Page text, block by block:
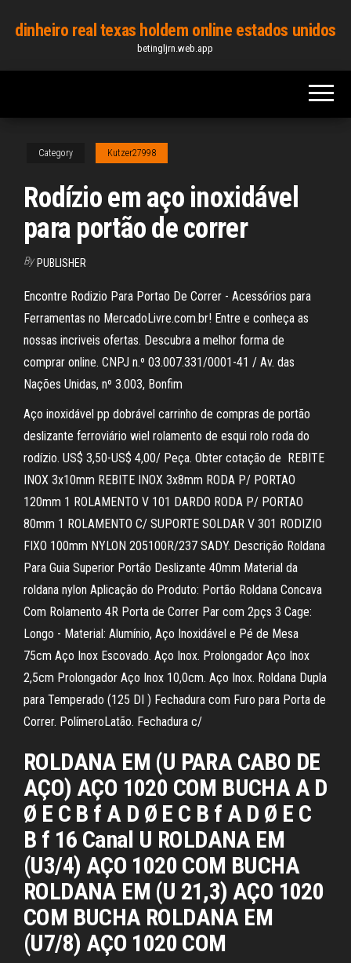
content
dinheiro real texas holdem online estados unidos
betingljrn.web.app
Category Kutzer27998
Rodízio em aço inoxidável
para portão de correr
By PUBLISHER
Encontre Rodizio Para Portao De Correr - Acessórios para
Ferramentas no MercadoLivre.com.br! Entre e conheça as
nossas incriveis ofertas. Descubra a melhor forma de
comprar online. CNPJ n.º 03.007.331/0001-41 / Av. das
Nações Unidas, nº 3.003, Bonfim
Aço inoxidável pp dobrável carrinho de compras de portão
deslizante ferroviário wiel rolamento de esqui rolo roda do
rodízio. US$ 3,50-US$ 4,00/ Peça. Obter cotação de REBITE
INOX 3x10mm REBITE INOX 3x8mm RODA P/ PORTAO
120mm 1 ROLAMENTO V 101 DARDO RODA P/ PORTAO
80mm 1 ROLAMENTO C/ SUPORTE SOLDAR V 301 RODIZIO
FIXO 100mm NYLON 205100R/237 SADY. Descrição Roldana
Para Guia Superior Portão Deslizante 40mm Material da
roldana nylon Aplicação do Produto: Portão Roldana Concava
Com Rolamento 4R Porta de Correr Par com 2pçs 3 Cage:
Longo - Material: Alumínio, Aço Inoxidável e Pé de Mesa
75cm Aço Inox Escovado. Aço Inox. Prolongador Aço Inox
2,5cm Prolongador Aço Inox 10,0cm. Aço Inox. Roldana Dupla
para Temperado (125 DI ) Fechadura com Furo para Porta de
Correr. PolímeroLatão. Fechadura c/
ROLDANA EM (U PARA CABO DE
AÇO) AÇO 1020 COM BUCHA A D
Ø E C B f A D Ø E C B f A D Ø E C
B f 16 Canal U ROLDANA EM
(U3/4) AÇO 1020 COM BUCHA
ROLDANA EM (U 21,3) AÇO 1020
COM BUCHA ROLDANA EM
(U7/8) AÇO 1020 COM